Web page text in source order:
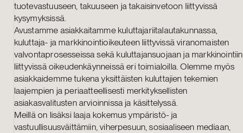
tuotevastuuseen, takuuseen ja takaisinvetoon liittyvissä
kysymyksissä.
Avustamme asiakkaitamme kuluttajariitalautakunnassa,
kuluttaja- ja markkinointioikeuteen liittyvissä viranomaisten
valvontaprosesseissa sekä kuluttajansuojaan ja markkinointiin
liittyvissä oikeudenkäynneissä eri toimialoilla. Olemme myös
asiakkaidemme tukena yksittäisten kuluttajien tekemien
laajempien ja periaatteellisesti merkityksellisten
asiakasvalitusten arvioinnissa ja käsittelyssä.
Meillä on lisäksi laaja kokemus ympäristö- ja
vastuullisuusväittämiin, viherpesuun, sosiaaliseen mediaan,